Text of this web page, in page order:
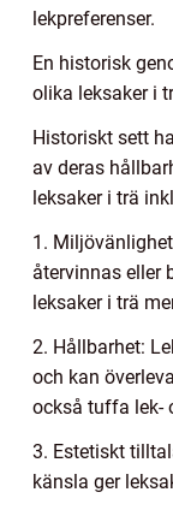
lekpreferenser.
En historisk
olika leksaker i
Historiskt sett
av deras
leksaker i trä
1.
återvinnas eller
leksaker i trä
2. Hållbarhet:
och kan
också tuffa lek-
3. Estetiskt
känsla ger